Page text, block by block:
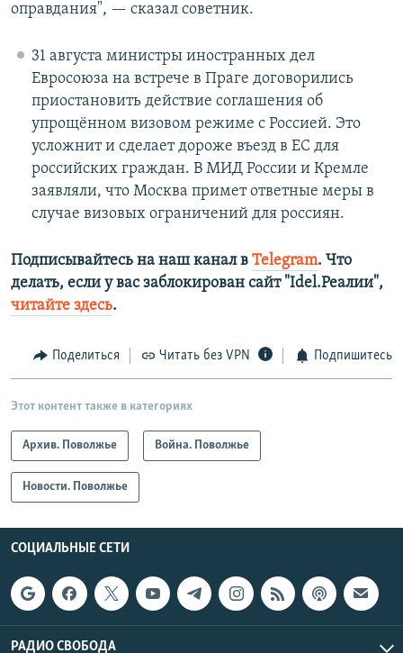
оправдания", — сказал советник.
31 августа министры иностранных дел
Евросоюза на встрече в Праге договорились
приостановить действие соглашения об
упрощённом визовом режиме с Россией. Это
усложнит и сделает дороже въезд в ЕС для
российских граждан. В МИД России и Кремле
заявляли, что Москва примет ответные меры в
случае визовых ограничений для россиян.
Подписывайтесь на наш канал в Telegram. Что
делать, если у вас заблокирован сайт "Idel.Реалии",
читайте здесь.
Поделиться Читать без VPN Подпишитесь
Этот контент также в категориях
Архив. Поволжье Война. Поволжье
Новости. Поволжье
СОЦИАЛЬНЫЕ СЕТИ
РАДИО СВОБОДА